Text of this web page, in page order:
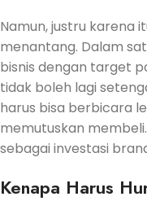
Namun, justru karena
menantang. Dalam
bisnis dengan target
tidak boleh lagi
harus bisa berbicara
memutuskan
sebagai investasi
Kenapa Harus